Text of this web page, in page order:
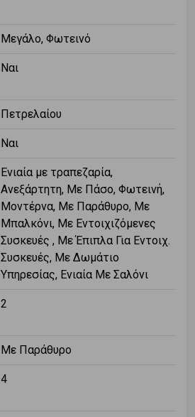
Μεγάλο, Φωτεινό
Ναι
Πετρελαίου
Ναι
Ενιαία με τραπεζαρία,
Ανεξάρτητη, Με Πάσο, Φωτεινή,
Μοντέρνα, Με Παράθυρο, Με
Μπαλκόνι, Με Εντοιχιζόμενες
Συσκευές , Με Έπιπλα Για Εντοιχ.
Συσκευές, Με Δωμάτιο
Υπηρεσίας, Ενιαία Με Σαλόνι
2
Με Παράθυρο
4